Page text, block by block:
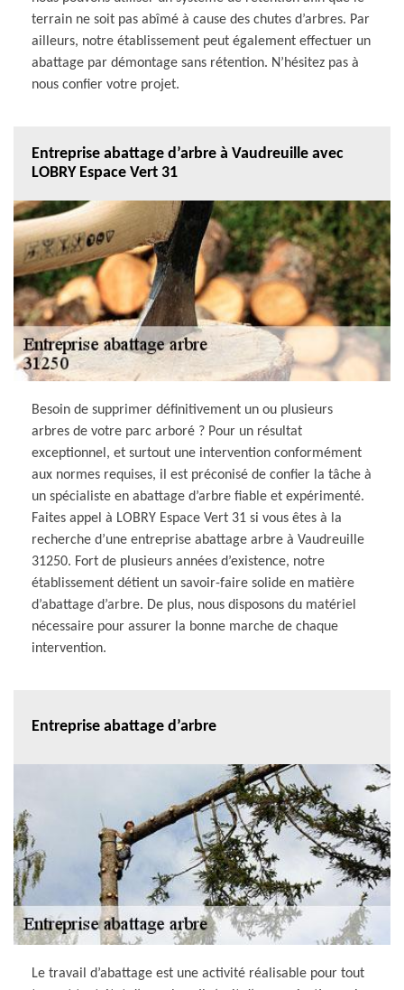
terrain ne soit pas abîmé à cause des chutes d’arbres. Par
ailleurs, notre établissement peut également effectuer un
abattage par démontage sans rétention. N’hésitez pas à
nous confier votre projet.
Entreprise abattage d’arbre à Vaudreuille avec
LOBRY Espace Vert 31
Besoin de supprimer définitivement un ou plusieurs
arbres de votre parc arboré ? Pour un résultat
exceptionnel, et surtout une intervention conformément
aux normes requises, il est préconisé de confier la tâche à
un spécialiste en abattage d’arbre fiable et expérimenté.
Faites appel à LOBRY Espace Vert 31 si vous êtes à la
recherche d’une entreprise abattage arbre à Vaudreuille
31250. Fort de plusieurs années d’existence, notre
établissement détient un savoir-faire solide en matière
d’abattage d’arbre. De plus, nous disposons du matériel
nécessaire pour assurer la bonne marche de chaque
intervention.
Entreprise abattage d’arbre
Le travail d’abattage est une activité réalisable pour tout